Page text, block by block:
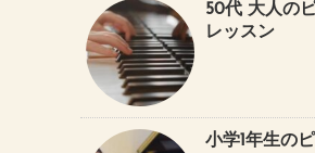
50代 大人の
レッスン
小学1年生の